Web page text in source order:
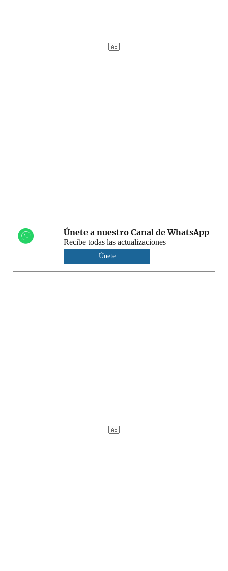
Únete a nuestro Canal de WhatsApp
Recibe todas las actualizaciones
Únete